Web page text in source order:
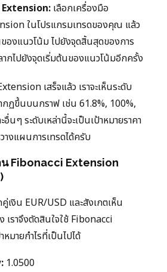
เลือกเครื่องมือ
ในโปรแกรมเทรดของคุณ แล้ว
องแนวโน้ม ไปยังจุดสิ้นสุดของการ
กไปยังจุดเริ่มต้นของแนวโน้มอีกครั้ง
เสร็จแล้ว เราจะเห็นระดับ
ฏขึ้นบนกราฟ เช่น 61.8%, 100%,
นๆ ระดับเหล่านี้จะเป็นเป้าหมายราคา
างแผนการเทรดได้ครับ
น Fibonacci Extension
คู่เงิน EUR/USD และสังเกตเห็น
ราจึงตัดสินใจใช้ Fibonacci
มายกำไรที่เป็นไปได้
1.0500